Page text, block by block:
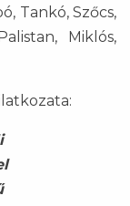
Tankó, Szőcs,
Miklós,